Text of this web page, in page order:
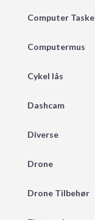
Computer Taske
Computermus
Cykel lås
Dashcam
Diverse
Drone
Drone Tilbehør